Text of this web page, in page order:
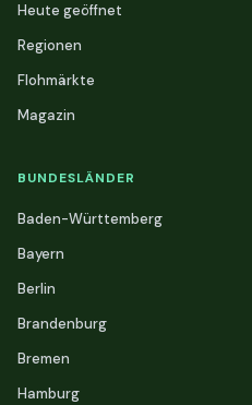
Heute geöffnet
Regionen
Flohmärkte
Magazin
BUNDESLÄNDER
Baden-Württemberg
Bayern
Berlin
Brandenburg
Bremen
Hamburg